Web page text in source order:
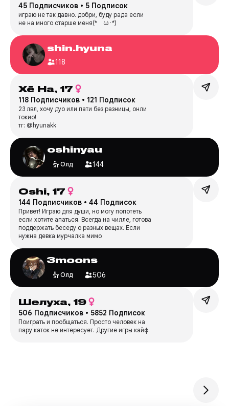
45 Подписчиков • 5 Подписок
играю не так давно. добри, буду рада если
не на много старше меня(*ゝω･*)
shin.hyuna
118
Хё На, 17
118 Подписчиков • 121 Подписок
23 лвл, хочу дуо или пати без разницы, онли
токио!
тг: @hyunakk
oshinyau
Олд 144
Oshi, 17
144 Подписчиков • 44 Подписок
Привет! Играю для души, но могу попотеть
если хотите апаться. Всегда на чилле, готова
поддержать беседу о разных вещах. Если
нужна девка мурчалка мимо
3moons
Олд 506
Шелуха, 19
506 Подписчиков • 5852 Подписок
Поиграть и пообщаться. Просто человек на
пару каток не интересует. Другие игры кайф.